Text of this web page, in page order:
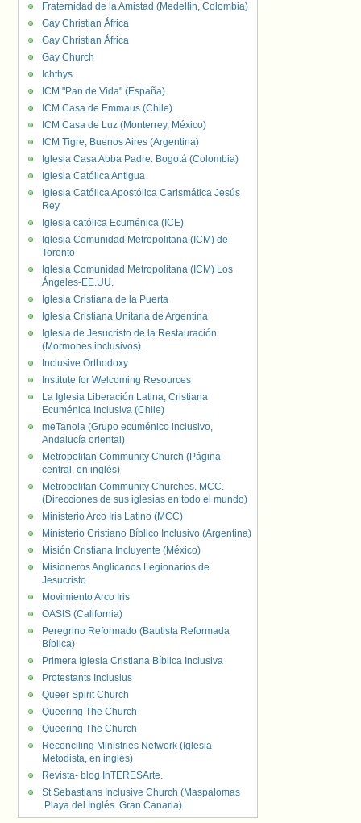
Fraternidad de la Amistad (Medellin, Colombia)
Gay Christian África
Gay Christian África
Gay Church
Ichthys
ICM "Pan de Vida" (España)
ICM Casa de Emmaus (Chile)
ICM Casa de Luz (Monterrey, México)
ICM Tigre, Buenos Aires (Argentina)
Iglesia Casa Abba Padre. Bogotá (Colombia)
Iglesia Católica Antigua
Iglesia Católica Apostólica Carismática Jesús
Rey
Iglesia católica Ecuménica (ICE)
Iglesia Comunidad Metropolitana (ICM) de
Toronto
Iglesia Comunidad Metropolitana (ICM) Los
Ángeles-EE.UU.
Iglesia Cristiana de la Puerta
Iglesia Cristiana Unitaria de Argentina
Iglesia de Jesucristo de la Restauración.
(Mormones inclusivos).
Inclusive Orthodoxy
Institute for Welcoming Resources
La Iglesia Liberación Latina, Cristiana
Ecuménica Inclusiva (Chile)
meTanoia (Grupo ecuménico inclusivo,
Andalucía oriental)
Metropolitan Community Church (Página
central, en inglés)
Metropolitan Community Churches. MCC.
(Direcciones de sus iglesias en todo el mundo)
Ministerio Arco Iris Latino (MCC)
Ministerio Cristiano Bíblico Inclusivo (Argentina)
Misión Cristiana Incluyente (México)
Misioneros Anglicanos Legionarios de
Jesucristo
Movimiento Arco Iris
OASIS (California)
Peregrino Reformado (Bautista Reformada
Bíblica)
Primera Iglesia Cristiana Bíblica Inclusiva
Protestants Inclusius
Queer Spirit Church
Queering The Church
Queering The Church
Reconciling Ministries Network (Iglesia
Metodista, en inglés)
Revista- blog InTERESArte.
St Sebastians Inclusive Church (Maspalomas
.Playa del Inglés. Gran Canaria)